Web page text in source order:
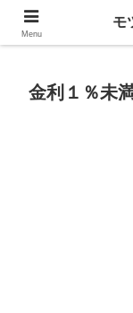
不動産、投資
金利１％未
Menu
モ